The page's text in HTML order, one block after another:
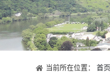
当前所在位置： 首页